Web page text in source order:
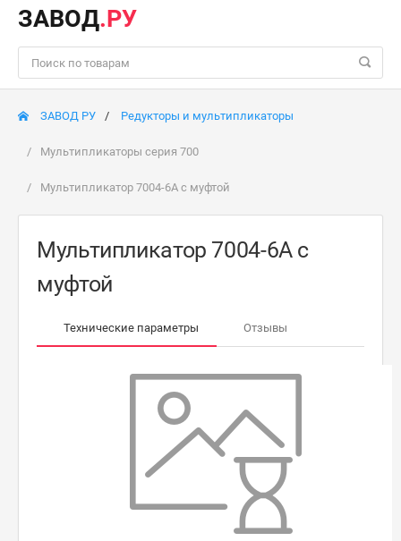
ЗАВОД.РУ
ЗАВОД РУ Редукторы и мультипликаторы
Мультипликаторы серия 700
Мультипликатор 7004-6A с муфтой
Мультипликатор 7004-6A с
муфтой
Технические параметры Отзывы